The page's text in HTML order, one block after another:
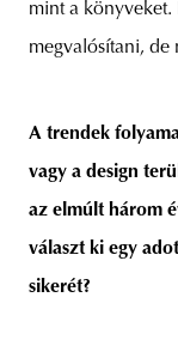
mint a könyveket.
megvalósítani, de
A trendek
vagy a design
az elmúlt három
választ ki egy
sikerét?